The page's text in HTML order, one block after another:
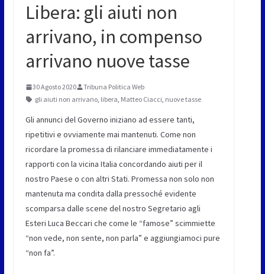
Libera: gli aiuti non
arrivano, in compenso
arrivano nuove tasse
30 Agosto 2020
Tribuna Politica Web
gli aiuti non arrivano, libera, Matteo Ciacci, nuove tasse
Gli annunci del Governo iniziano ad essere tanti,
ripetitivi e ovviamente mai mantenuti. Come non
ricordare la promessa di rilanciare immediatamente i
rapporti con la vicina Italia concordando aiuti per il
nostro Paese o con altri Stati. Promessa non solo non
mantenuta ma condita dalla pressoché evidente
scomparsa dalle scene del nostro Segretario agli
Esteri Luca Beccari che come le “famose” scimmiette
“non vede, non sente, non parla” e aggiungiamoci pure
“non fa”.